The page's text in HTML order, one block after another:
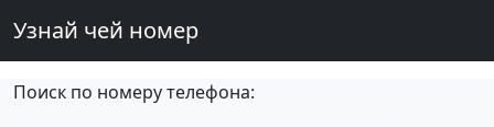
Узнай чей номер
Поиск по номеру телефона: